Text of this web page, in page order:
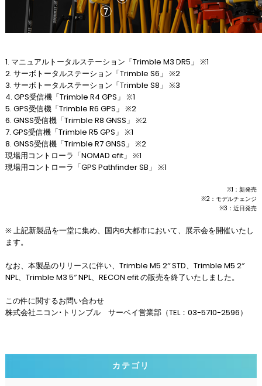
1. マニュアルトータルステーション「Trimble M3 DR5」 ※1
2. サーボトータルステーション「Trimble S6」 ※2
3. サーボトータルステーション「Trimble S8」 ※3
4. GPS受信機「Trimble R4 GPS」 ※1
5. GPS受信機「Trimble R6 GPS」 ※2
6. GNSS受信機「Trimble R8 GNSS」 ※2
7. GPS受信機「Trimble R5 GPS」 ※1
8. GNSS受信機「Trimble R7 GNSS」 ※2
現場用コントローラ「NOMAD efit」 ※1
現場用コントローラ「GPS Pathfinder SB」 ※1
※1：新発売
※2：モデルチェンジ
※3：近日発売
※ 上記新製品を一堂に集め、国内6大都市において、展示会を開催いたし
ます。
なお、本製品のリリースに伴い、Trimble M5 2″ STD、Trimble M5 2″
NPL、Trimble M3 5″ NPL、RECON efit の販売を終了いたしました。
この件に関するお問い合わせ
株式会社ニコン･トリンブル サーベイ営業部（TEL：03-5710-2596）
カテゴリ